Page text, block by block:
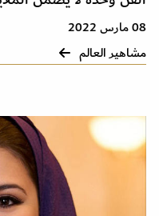
08 مارس 2022
مشاهير العالم